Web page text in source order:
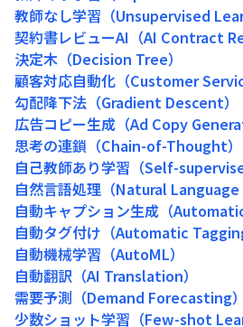
教師なし学習（Unsupervised
契約書レビューAI（AI Contract
決定木（Decision Tree）
顧客対応自動化（Customer
勾配降下法（Gradient Descent）
広告コピー生成（Ad Copy
思考の連鎖（Chain-of-Thought）
自己教師あり学習（Self-
自然言語処理（Natural Language
自動キャプション生成（
自動タグ付け（Automatic
自動機械学習（AutoML）
自動翻訳（AI Translation）
需要予測（Demand Forecasting）
少数ショット学習（Few-shot